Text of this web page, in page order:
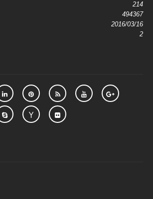
214
494367
2016/03/16
2